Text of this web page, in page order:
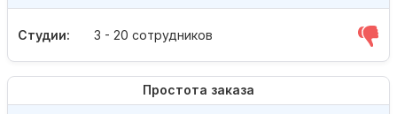
Студии: 3 - 20 сотрудников
Простота заказа